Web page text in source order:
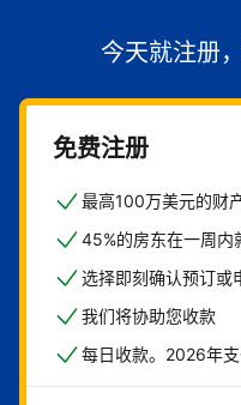
今天就注册
免费注册
最高100万美元的财
45%的房东在一周内
选择即刻确认预订或
我们将协助您收款
每日收款。2026年